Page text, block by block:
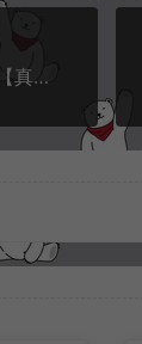
三网H5游戏【真龙天子H5内购版】8月最新整理Win一键服务端+GM邮件工具+简易安卓客户端+详细搭建教程